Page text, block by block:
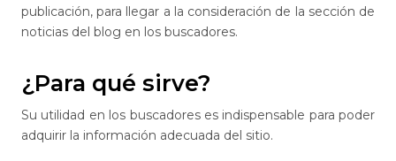
publicación, para llegar a la consideración de la sección de
noticias del blog en los buscadores.
¿Para qué sirve?
Su utilidad en los buscadores es indispensable para poder
adquirir la información adecuada del sitio.